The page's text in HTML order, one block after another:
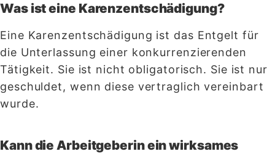
Was ist eine Karenzentschädigung?
Eine Karenzentschädigung ist das Entgelt für
die Unterlassung einer konkurrenzierenden
Tätigkeit. Sie ist nicht obligatorisch. Sie ist nur
geschuldet, wenn diese vertraglich vereinbart
wurde.
Kann die Arbeitgeberin ein wirksames